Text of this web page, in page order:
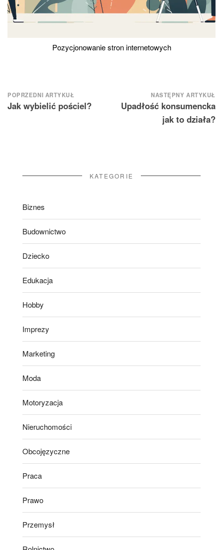
Pozycjonowanie stron internetowych
Nawigacja
wpisu
POPRZEDNI ARTYKUŁ
Jak wybielić pościel?
NASTĘPNY ARTYKUŁ
Upadłość konsumencka
jak to działa?
KATEGORIE
Biznes
Budownictwo
Dziecko
Edukacja
Hobby
Imprezy
Marketing
Moda
Motoryzacja
Nieruchomości
Obcojęzyczne
Praca
Prawo
Przemysł